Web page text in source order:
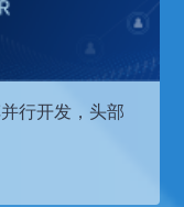
并行开发，头部